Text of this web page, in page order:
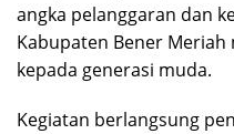
angka pelanggaran dan
Kabupaten Bener
kepada generasi muda.
Kegiatan berlangsung